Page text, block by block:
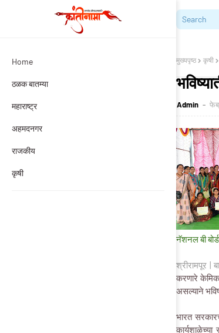
Home
ठळक बातम्या
महाराष्ट्र
अहमदनगर
राजकीय
कृषी
मुख्यपृष्ठ कृषी
Admin
नॅशनल बी
श्रीरामपूर |
करणारे
असल्याने
भारत